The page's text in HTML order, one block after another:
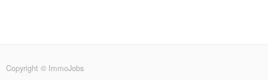
Copyright © ImmoJobs